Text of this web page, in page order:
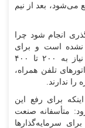
بعد از نیم
انجام شود چرا
نشده است و برای
نوسازی باتری‌های یک سایت اپراتور موبایل نیاز به ۲۰۰ تا ۴۰۰
تلفن همراه،
ندارند.
برای رفع این
متأسفانه صنعت
سرمایه‌گذار‌ها